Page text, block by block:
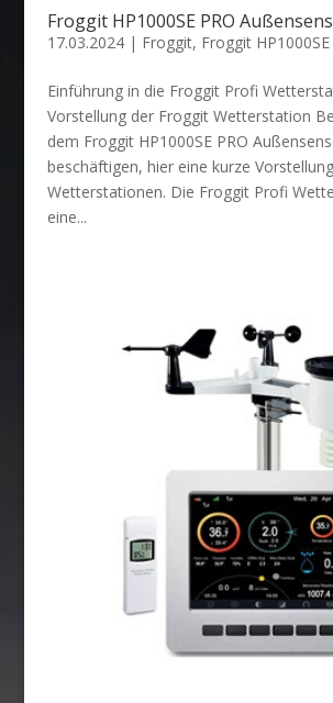
Froggit HP1000SE PRO
17.03.2024| Froggit, Froggit HP1000SE
Einführung in die Froggit Profi
Vorstellung der Froggit Wetterstation
dem Froggit HP1000SE PRO
beschäftigen, hier eine kurze
Wetterstationen. Die Froggit Profi
eine...